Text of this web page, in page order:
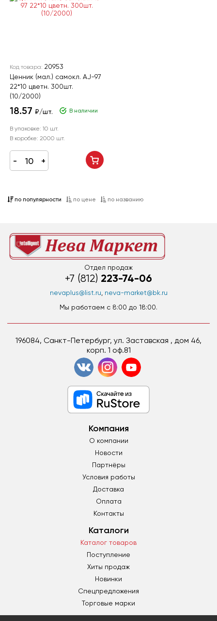
Код товара: 20953
Ценник (мал.) самокл. AJ-97
22*10 цветн. 300шт.
(10/2000)
18.57 ₽/шт. В наличии
В упаковке: 10 шт.
В коробке: 2000 шт.
по популярности по цене по названию
Отдел продаж
+7 (812) 223-74-06
nevaplus@list.ru neva-market@bk.ru
Мы работаем c 8:00 до 18:00.
196084, Санкт-Петербург, ул. Заставская , дом 46,
корп. 1 оф.81
Компания
О компании
Новости
Партнёры
Условия работы
Доставка
Оплата
Контакты
Каталоги
Каталог товаров
Поступление
Хиты продаж
Новинки
Спецпредложения
Торговые марки